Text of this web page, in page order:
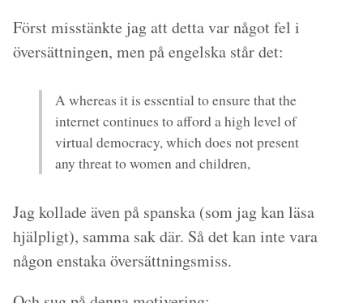
Först misstänkte jag att detta var något fel i
översättningen, men på engelska står det:
A whereas it is essential to ensure that the
internet continues to afford a high level of
virtual democracy, which does not present
any threat to women and children,
Jag kollade även på spanska (som jag kan läsa
hjälpligt), samma sak där. Så det kan inte vara
någon enstaka översättningsmiss.